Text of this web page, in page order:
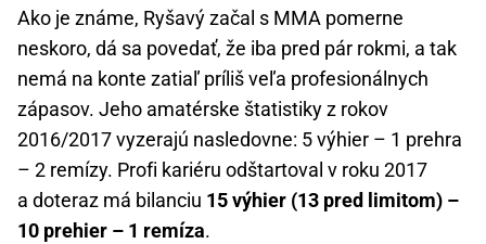
Ako je známe, Ryšavý začal s MMA pomerne
neskoro, dá sa povedať, že iba pred pár rokmi, a tak
nemá na konte zatiaľ príliš veľa profesionálnych
zápasov. Jeho amatérske štatistiky z rokov
2016/2017 vyzerajú nasledovne: 5 výhier – 1 prehra
– 2 remízy. Profi kariéru odštartoval v roku 2017
a doteraz má bilanciu 15 výhier (13 pred limitom) –
10 prehier – 1 remíza.